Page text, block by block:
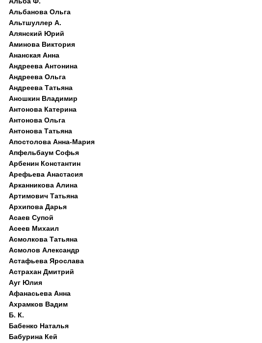
Альбанова Ольга
Альтшуллер А.
Алянский Юрий
Аминова Виктория
Ананская Анна
Андреева Антонина
Андреева Ольга
Андреева Татьяна
Аношкин Владимир
Антонова Катерина
Антонова Ольга
Антонова Татьяна
Апостолова Анна-Мария
Апфельбаум Софья
Арбенин Константин
Арефьева Анастасия
Арканникова Алина
Артимович Татьяна
Архипова Дарья
Асаев Супой
Асеев Михаил
Асмолкова Татьяна
Асмолов Александр
Астафьева Ярослава
Астрахан Дмитрий
Ауг Юлия
Афанасьева Анна
Ахрамков Вадим
Б. К.
Бабенко Наталья
Бабурина Кей